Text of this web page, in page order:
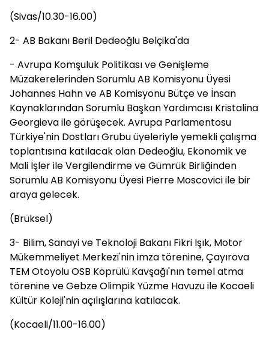
(Sivas/10.30-16.00)
2- AB Bakanı Beril Dedeoğlu Belçika'da
- Avrupa Komşuluk Politikası ve Genişleme
Müzakerelerinden Sorumlu AB Komisyonu Üyesi
Johannes Hahn ve AB Komisyonu Bütçe ve İnsan
Kaynaklarından Sorumlu Başkan Yardımcısı Kristalina
Georgieva ile görüşecek. Avrupa Parlamentosu
Türkiye'nin Dostları Grubu üyeleriyle yemekli çalışma
toplantısına katılacak olan Dedeoğlu, Ekonomik ve
Mali İşler ile Vergilendirme ve Gümrük Birliğinden
Sorumlu AB Komisyonu Üyesi Pierre Moscovici ile bir
araya gelecek.
(Brüksel)
3- Bilim, Sanayi ve Teknoloji Bakanı Fikri Işık, Motor
Mükemmeliyet Merkezi'nin imza törenine, Çayırova
TEM Otoyolu OSB Köprülü Kavşağı'nın temel atma
törenine ve Gebze Olimpik Yüzme Havuzu ile Kocaeli
Kültür Koleji'nin açılışlarına katılacak.
(Kocaeli/11.00-16.00)